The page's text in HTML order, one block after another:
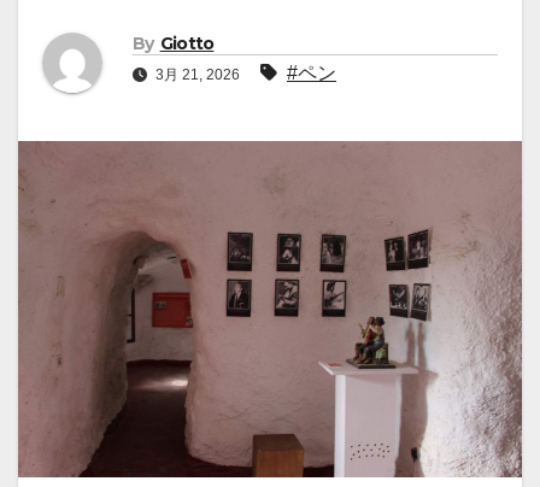
By Giotto
3月 21, 2026 #ペン